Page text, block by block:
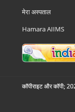
मेरा अस्पताल
Hamara AIIMS
कॉपीराइट और कॉपी;